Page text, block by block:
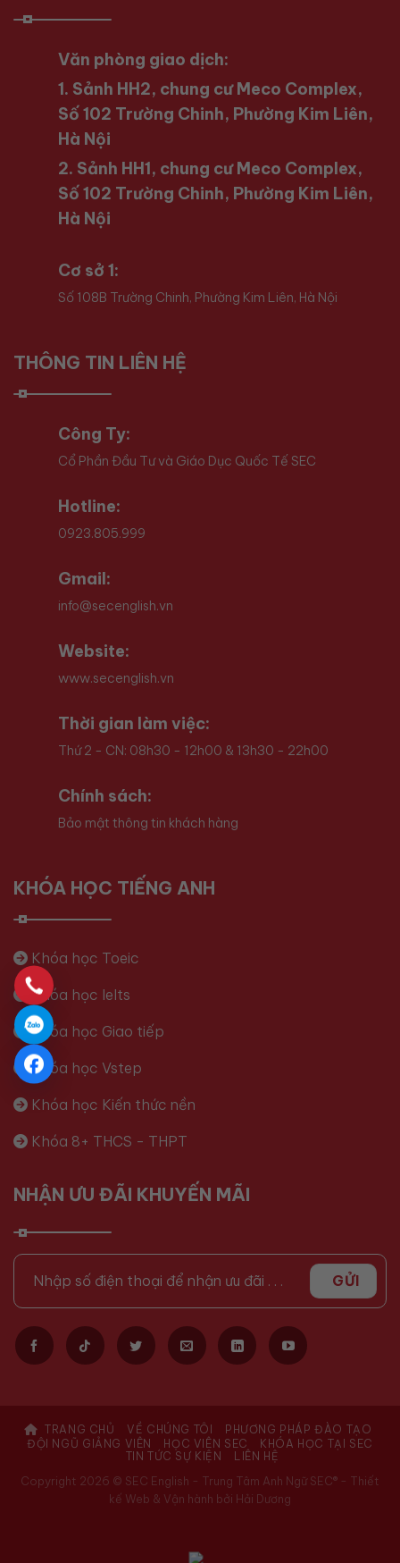
Văn phòng giao dịch:
1. Sảnh HH2, chung cư Meco Complex,
Số 102 Trường Chinh, Phường Kim Liên,
Hà Nội
2. Sảnh HH1, chung cư Meco Complex,
Số 102 Trường Chinh, Phường Kim Liên,
Hà Nội
Cơ sở 1:
Số 108B Trường Chinh, Phường Kim Liên, Hà Nội
THÔNG TIN LIÊN HỆ
Công Ty:
Cổ Phần Đầu Tư và Giáo Dục Quốc Tế SEC
Hotline:
0923.805.999
Gmail:
info@secenglish.vn
Website:
www.secenglish.vn
Thời gian làm việc:
Thứ 2 - CN: 08h30 - 12h00 & 13h30 - 22h00
Chính sách:
Bảo mật thông tin khách hàng
KHÓA HỌC TIẾNG ANH
Khóa học Toeic
Khóa học Ielts
Khóa học Giao tiếp
Khóa học Vstep
Khóa học Kiến thức nền
Khóa 8+ THCS - THPT
NHẬN ƯU ĐÃI KHUYẾN MÃI
TRANG CHỦ VỀ CHÚNG TÔI
PHƯƠNG PHÁP ĐÀO TẠO
ĐỘI NGŨ GIẢNG VIÊN
HỌC VIÊN SEC
KHÓA HỌC TẠI SEC
TIN TỨC SỰ KIỆN
LIÊN HỆ
Copyright 2026 © SEC English - Trung Tâm Anh Ngữ SEC® - Thiết
kế Web & Vận hành bởi Hải Dương